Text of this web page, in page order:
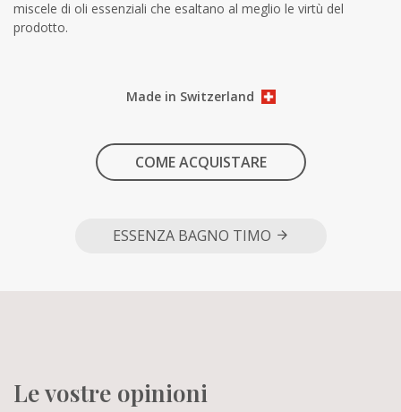
miscele di oli essenziali che esaltano al meglio le virtù del
prodotto.
Made in Switzerland
COME ACQUISTARE
ESSENZA BAGNO TIMO
Le vostre opinioni